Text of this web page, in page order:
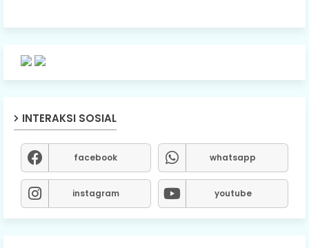
INTERAKSI SOSIAL
facebook whatsapp
instagram youtube